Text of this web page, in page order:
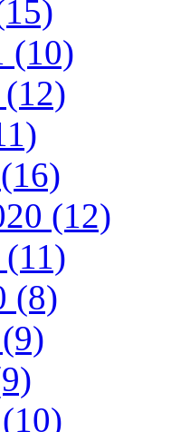
(10)
(12)
(8)